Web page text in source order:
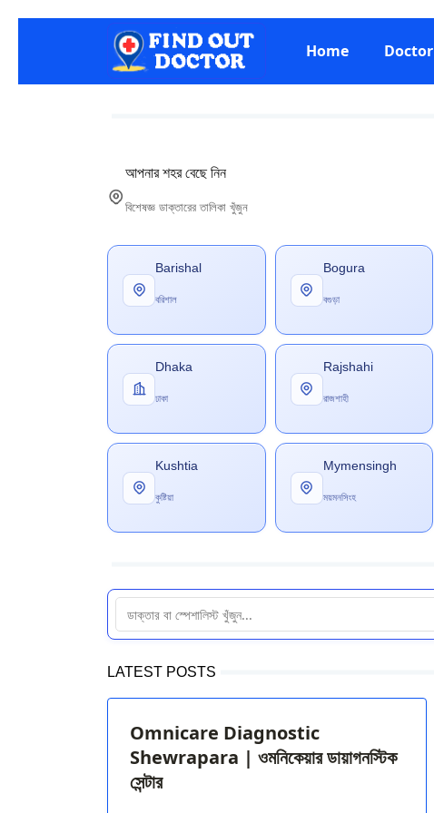
Home Doctor
আপনার শহর বেছে নিন
বিশেষজ্ঞ ডাক্তারের তালিকা খুঁজুন
Barishal
বরিশাল
Bogura
বগুড়া
Dhaka
ঢাকা
Rajshahi
রাজশাহী
Kushtia
কুষ্টিয়া
Mymensingh
ময়মনসিংহ
LATEST POSTS
Omnicare Diagnostic
Shewrapara | ওমনিকেয়ার ডায়াগনস্টিক
সেন্টার